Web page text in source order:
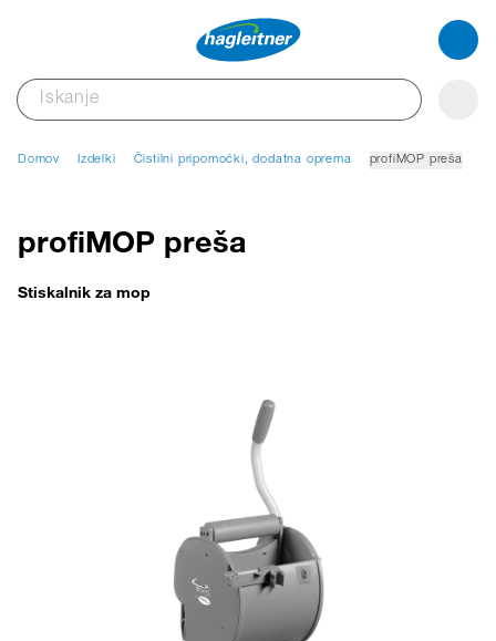
Domov Izdelki Čistilni pripomočki, dodatna oprema profiMOP preša
profiMOP preša
Stiskalnik za mop